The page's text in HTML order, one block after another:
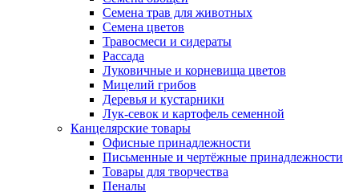
Семена трав для животных
Семена цветов
Травосмеси и сидераты
Рассада
Луковичные и корневища цветов
Мицелий грибов
Деревья и кустарники
Лук-севок и картофель семенной
Канцелярские товары
Офисные принадлежности
Письменные и чертёжные принадлежности
Товары для творчества
Пеналы